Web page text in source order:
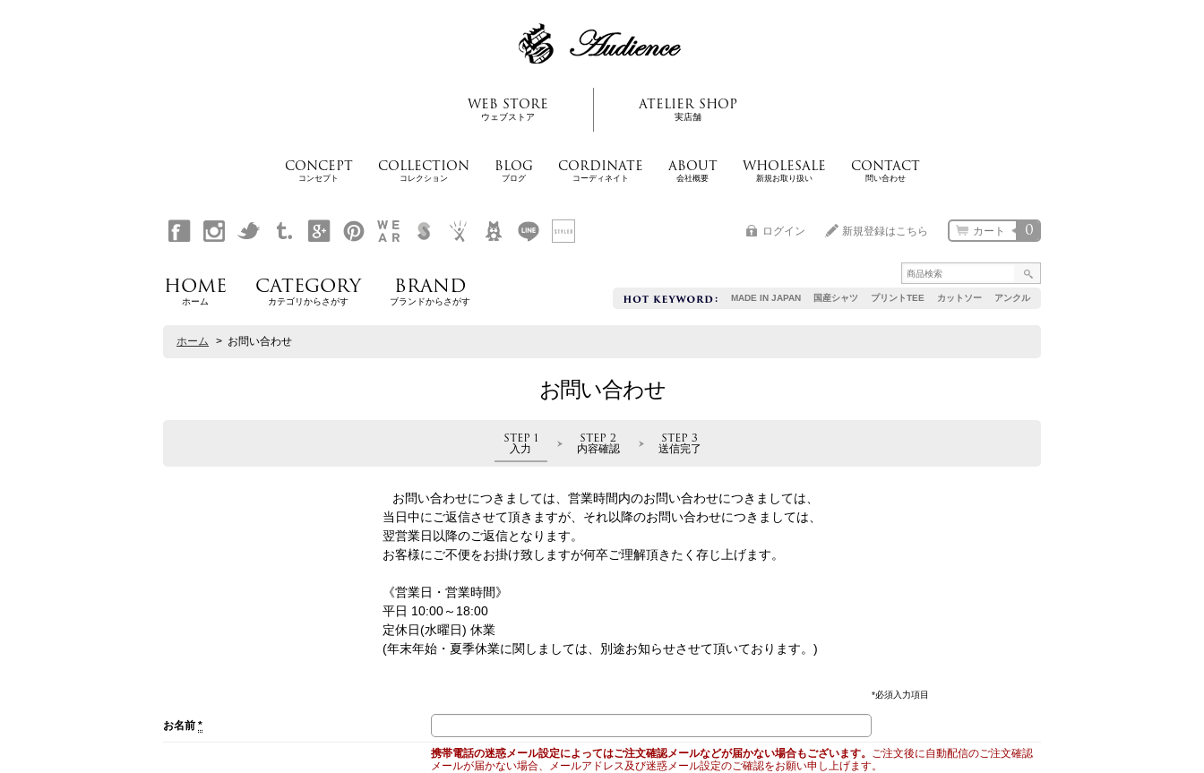
WEB STORE
ウェブストア
ATELIER SHOP
実店舗
CONCEPT
コンセプト
COLLECTION
コレクション
BLOG
ブログ
CORDINATE
コーディネイト
ABOUT
会社概要
WHOLESALE
新規お取り扱い
CONTACT
問い合わせ
MADE IN JAPAN 国産シャツ プリントTEE カットソー アンクル
0
カート
ログイン 新規登録はこちら
HOME
ホーム
CATEGORY
カテゴリからさがす
BRAND
ブランドからさがす
ホーム > お問い合わせ
お問い合わせ
STEP 1
入力
STEP 2
内容確認
STEP 3
送信完了
お問い合わせにつきましては、営業時間内のお問い合わせにつきましては、
当日中にご返信させて頂きますが、それ以降のお問い合わせにつきましては、
翌営業日以降のご返信となります。
お客様にご不便をお掛け致しますが何卒ご理解頂きたく存じ上げます。
《営業日・営業時間》
平日 10:00～18:00
定休日(水曜日) 休業
(年末年始・夏季休業に関しましては、別途お知らせさせて頂いております。)
*必須入力項目
お名前 *
携帯電話の迷惑メール設定によってはご注文確認メールなどが届かない場合もございます。 ご注文後に自動配信のご注文確認
メールが届かない場合、メールアドレス及び迷惑メール設定のご確認をお願い申し上げます。